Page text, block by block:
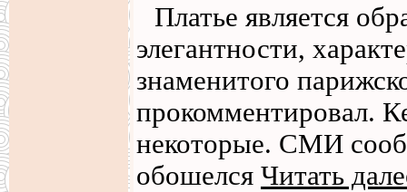
Платье является
элегантности,
знаменитого
прокомментировал.
некоторые. СМИ
обошелся Читать